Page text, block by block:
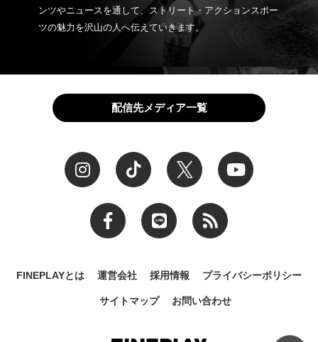
ンツやニュースを通して、ストリート・アクションスポー
ツの魅力を沢山の人へ伝えていきます。
配信先メディア一覧
FINEPLAYとは 運営会社 採用情報 プライバシーポリシー
サイトマップ お問い合わせ